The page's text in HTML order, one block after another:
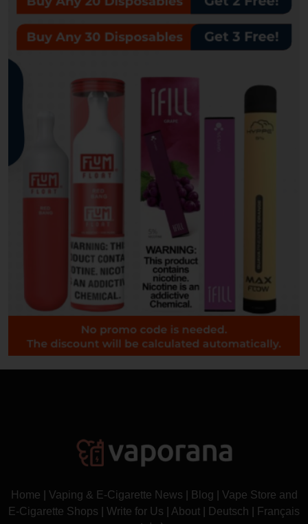
Home Vaping & E-Cigarette News Blog
Vape Store and
E-Cigarette Shops
Write for Us About Deutsch
Français